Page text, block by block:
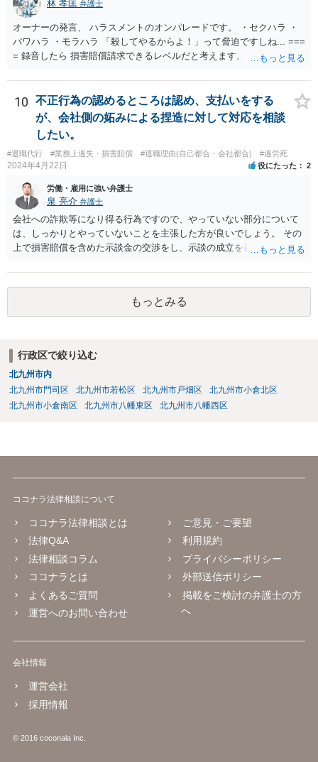
林 孝匡 弁護士
オーナーの発言、 ハラスメントのオンパレードです。 ・セクハラ ・
パワハラ ・モラハラ 「殺してやるからよ！」って脅迫ですしね... ===
= 録音したら 損害賠償請求できるレベルだと考えます。 ━━━━━━
え方 ・パワハラ裁判例については、 私がブログを書いています。 プ
ロフィールのリンクから飛べます。 ご参考になれば幸いです。
10
不正行為の認めるところは認め、支払いをする
が、会社側の妬みによる捏造に対して対応を相談
したい。
#退職代行 #業務上過失・損害賠償 #退職理由(自己都合・会社都合) #過労死
2024年4月22日 役にたった 2
労働・雇用に強い弁護士
泉 亮介 弁護士
会社への詐欺等になり得る行為ですので、やっていない部分について
は、しっかりとやっていないことを主張した方が良いでしょう。 その
上で損害賠償を含めた示談金の交渉をし、示談の成立を目指す必要が
もっとみる
行政区で絞り込む
北九州市内
北九州市門司区
北九州市若松区 北九州市戸畑区
北九州市小倉北区
北九州市小倉南区
北九州市八幡東区 北九州市八幡西区
ココナラ法律相談について
ココナラ法律相談とは
法律Q&A
法律相談コラム
ココナラとは
よくあるご質問
運営へのお問い合わせ
ご意見・ご要望
利用規約
プライバシーポリシー
外部送信ポリシー
掲載をご検討の弁護士の方
へ
会社情報
運営会社
採用情報
© 2016 coconala Inc.